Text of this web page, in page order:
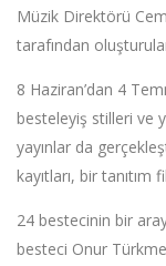
Müzik Direktörü
tarafından
8 Haziran’dan 4
besteleyiş stilleri ve
yayınlar da
kayıtları, bir
24 bestecinin bir
besteci Onur